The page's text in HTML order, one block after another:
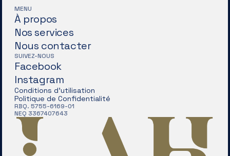
MENU
À propos
Nos services
Nous contacter
SUIVEZ-NOUS
Facebook
Instagram
Conditions d'utilisation
Politique de Confidentialité
RBQ. 5755-6169-01
NEQ 3367407643